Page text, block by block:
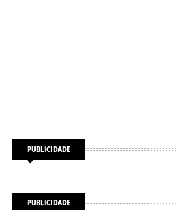
PUBLICIDADE
PUBLICIDADE